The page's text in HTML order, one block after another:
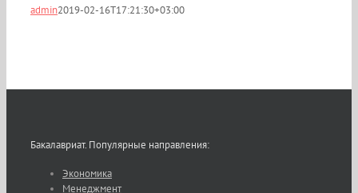
admin2019-02-16T17:21:30+03:00
Бакалавриат. Популярные направления:
Экономика
Менеджмент